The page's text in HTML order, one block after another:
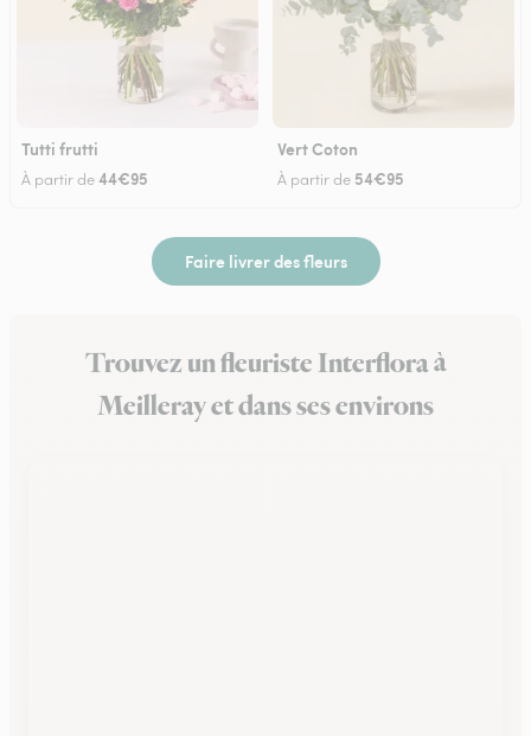
Tutti frutti
À partir de44€95
Vert Coton
À partir de 54€95
Faire livrer des fleurs
Trouvez un fleuriste Interflora à
Meilleray et dans ses environs